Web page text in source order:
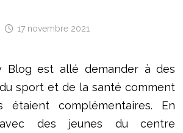
17 novembre 2021
Blog est allé demander à des
sport et de la santé comment
étaient complémentaires. En
avec des jeunes du centre